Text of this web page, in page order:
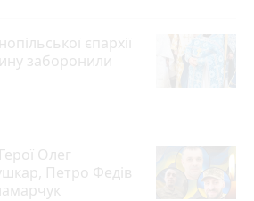
єпархії
заборонили
Олег
Петро Федів